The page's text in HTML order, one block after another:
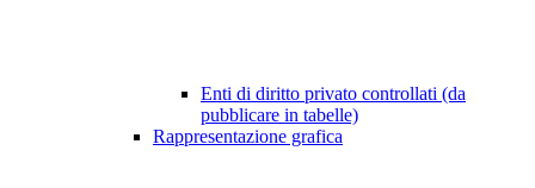
Enti di diritto privato controllati (da
pubblicare in tabelle)
Rappresentazione grafica